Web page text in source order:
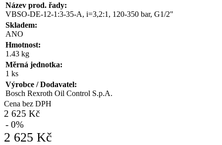
Název prod. řady:
VBSO-DE-12-1:3-35-A, i=3,2:1, 120-350 bar, G1/2"
Skladem:
ANO
Hmotnost:
1.43 kg
Měrná jednotka:
1 ks
Výrobce / Dodavatel:
Bosch Rexroth Oil Control S.p.A.
Cena bez DPH
2 625 Kč
- 0%
2 625 Kč